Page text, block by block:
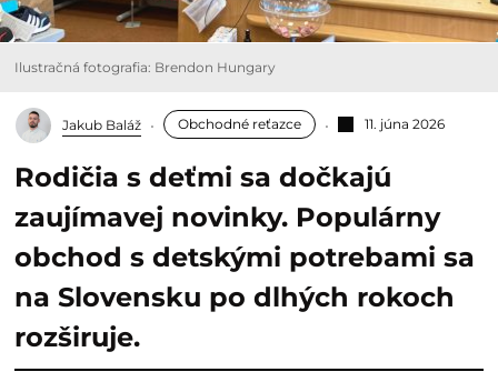
Ilustračná fotografia: Brendon Hungary
Jakub Baláž Obchodné reťazce 11. júna 2026
Rodičia s deťmi sa dočkajú
zaujímavej novinky. Populárny
obchod s detskými potrebami sa
na Slovensku po dlhých rokoch
rozširuje.